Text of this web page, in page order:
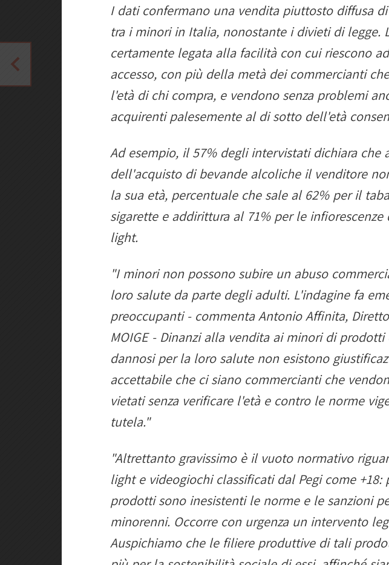
I dati confermano una vendita piuttosto diffusa
tra i minori in Italia, nonostante i divieti di legge.
certamente legata alla facilità con cui riescono
accesso, con più della metà dei commercianti
l'età di chi compra, e vendono senza problemi
acquirenti palesemente al di sotto dell'età
Ad esempio, il 57% degli intervistati dichiara che
dell'acquisto di bevande alcoliche il venditore
la sua età, percentuale che sale al 62% per il
sigarette e addirittura al 71% per le infiorescenze
light.
"I minori non possono subire un abuso
loro salute da parte degli adulti. L'indagine fa
preoccupanti - commenta Antonio Affinita,
MOIGE - Dinanzi alla vendita ai minori di prodotti
dannosi per la loro salute non esistono
accettabile che ci siano commercianti che
vietati senza verificare l'età e contro le norme
tutela."
"Altrettanto gravissimo è il vuoto normativo
light e videogiochi classificati dal Pegi come +18:
prodotti sono inesistenti le norme e le sanzioni
minorenni. Occorre con urgenza un intervento
Auspichiamo che le filiere produttive di tali